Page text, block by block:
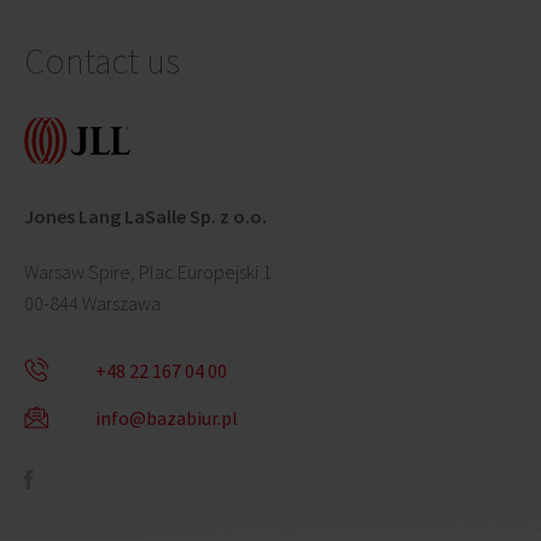
Contact us
Jones Lang LaSalle Sp. z o.o.
Warsaw Spire, Plac Europejski 1
00-844 Warszawa
+48 22 167 04 00
info@bazabiur.pl